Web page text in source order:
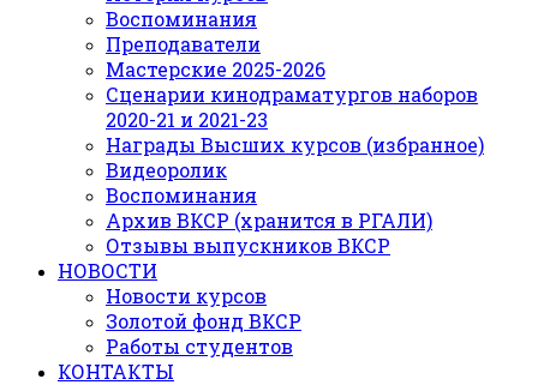
Воспоминания
Преподаватели
Мастерские 2025-2026
Сценарии кинодраматургов наборов
2020-21 и 2021-23
Награды Высших курсов (избранное)
Видеоролик
Воспоминания
Архив ВКСР (хранится в РГАЛИ)
Отзывы выпускников ВКСР
НОВОСТИ
Новости курсов
Золотой фонд ВКСР
Работы студентов
КОНТАКТЫ